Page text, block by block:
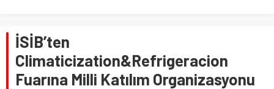
İSİB’ten
Climaticization&Refrigeracion
Fuarına Milli Katılım Organizasyonu